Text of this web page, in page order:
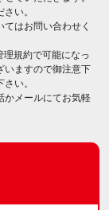
い。
はお問い合わせく
規約で可能になっ
いますので御注意下
い。
かメールにてお気軽